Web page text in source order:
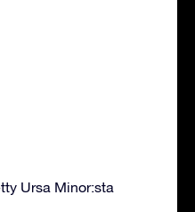
Ursa Minor:sta